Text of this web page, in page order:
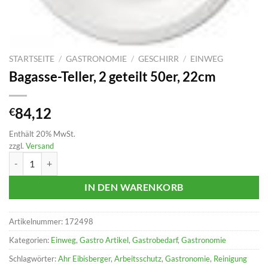
STARTSEITE / GASTRONOMIE / GESCHIRR / EINWEG
Bagasse-Teller, 2 geteilt 50er, 22cm
€84,12
Enthält 20% MwSt.
zzgl. Versand
IN DEN WARENKORB
Artikelnummer: 172498
Kategorien: Einweg, Gastro Artikel, Gastrobedarf, Gastronomie
Schlagwörter:Ahr Eibisberger, Arbeitsschutz, Gastronomie, Reinigung